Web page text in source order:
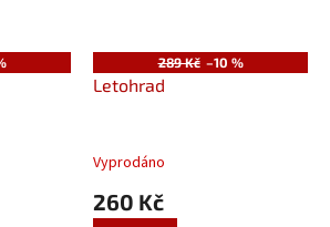
289 Kč –10 %
Letohrad
Vyprodáno
260 Kč